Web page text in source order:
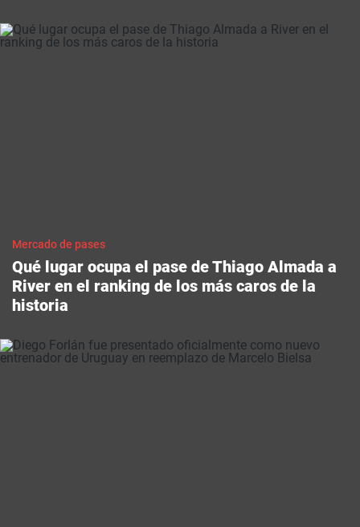
Mercado de pases
Qué lugar ocupa el pase de Thiago Almada a
River en el ranking de los más caros de la
historia